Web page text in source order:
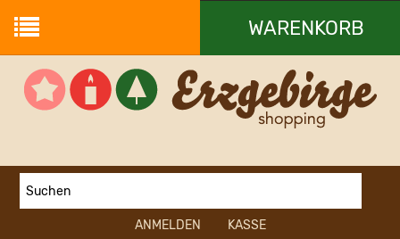
WARENKORB
Ihr Warenkorb ist leer.
ANMELDEN KASSE